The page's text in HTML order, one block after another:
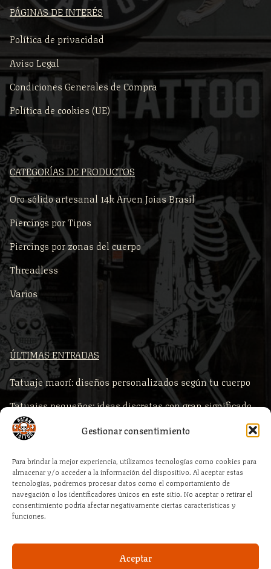
Gestionar consentimiento
Para brindar la mejor experiencia, utilizamos tecnologías como cookies para
almacenar y/o acceder a la información del dispositivo. Al aceptar estas
tecnologías, podremos procesar datos como el comportamiento de
navegación o los identificadores únicos en este sitio. No aceptar o retirar el
consentimiento podría afectar negativamente ciertas características y
funciones.
Aceptar
PÁGINAS DE INTERÉS
Política de privacidad
Aviso Legal
Condiciones Generales de Compra
Política de cookies (UE)
CATEGORÍAS DE PRODUCTOS
Oro sólido artesanal 14k Arven Joias Brasil
Piercings por Tipos
Piercings por zonas del cuerpo
Threadless
Varios
ÚLTIMAS ENTRADAS
Tatuaje maorí: diseños personalizados según tu cuerpo
Tatuajes pequeños: ideas discretas con gran significado
Comprar piercings según la zona del cuerpo
clave la calidad profesional
Cómo elegir la medida correcta de tu piercing al comprar
online